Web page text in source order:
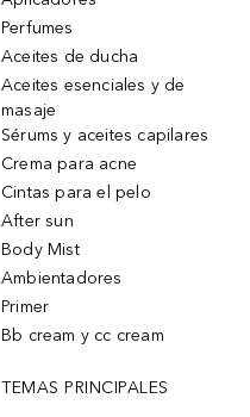
Perfumes
Aceites de ducha
Aceites esenciales y de
masaje
Sérums y aceites capilares
Crema para acne
Cintas para el pelo
After sun
Body Mist
Ambientadores
Primer
Bb cream y cc cream
TEMAS PRINCIPALES